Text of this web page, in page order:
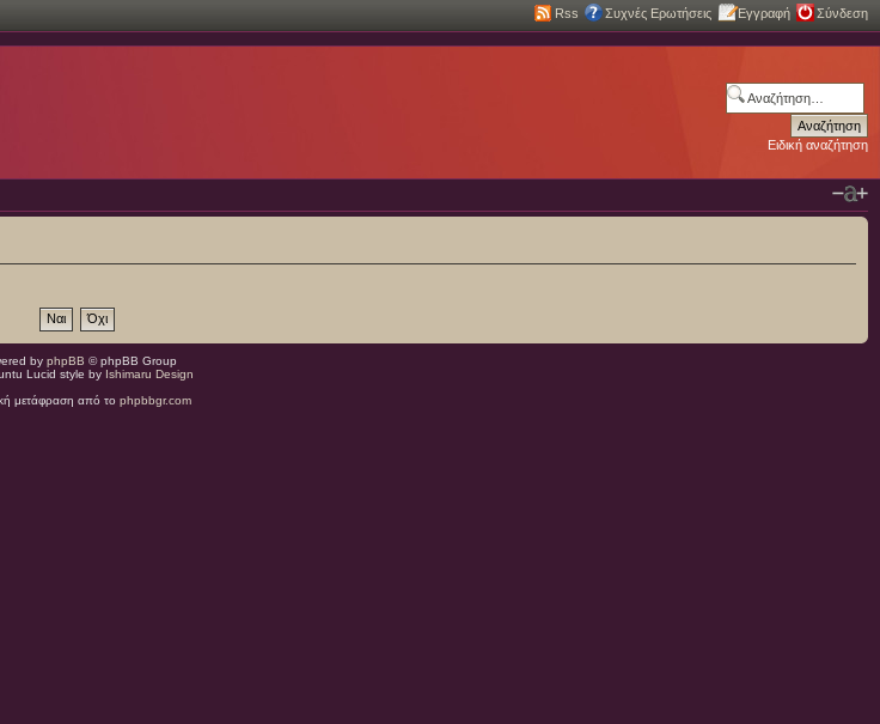
Rss Συχνές Ερωτήσεις Εγγραφή Σύνδεση
Ειδική αναζήτηση
by phpBB © phpBB Group
Lucid style by Ishimaru Design
μετάφραση από το phpbbgr.com